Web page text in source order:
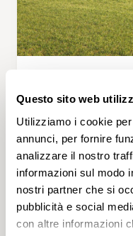
Questo sito web
Utilizziamo i cookie
annunci, per fornire
analizzare il nostro
informazioni sul modo
nostri partner che si
pubblicità e social
con altre informazioni
Impressionen
Auf der Grenze
Frankreich
Falten eines
vielfältigen und
die es auf der
nach St-Brais zu
Teilstück führt,
ein wahrlich
T1 3 h 55